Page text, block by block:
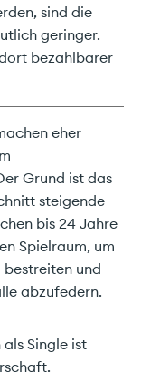
sind die
geringer.
bezahlbarer
eher
Grund ist das
steigende
bis 24 Jahre
Spielraum, um
bestreiten und
abzufedern.
als Single ist